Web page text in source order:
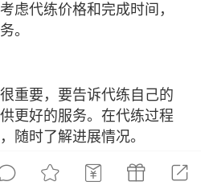
显示自动发
密？答：查看
看卡密，或
— 查看订单，
虑代练价格和完成时间，
。
重要，要告诉代练自己的
更好的服务。在代练过程
随时了解进展情况。
练服务提供商是非常重要